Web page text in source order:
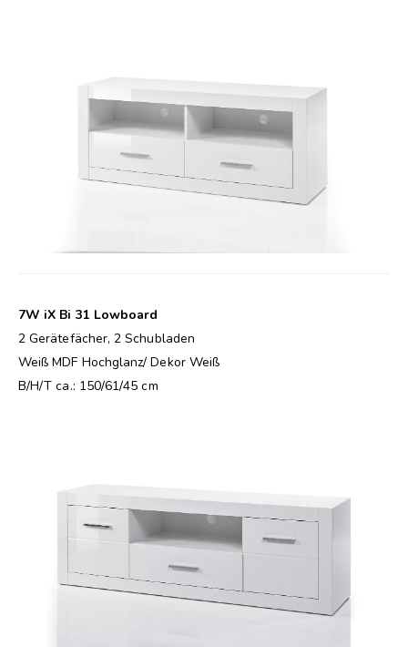
7W iX Bi 31 Lowboard
2 Gerätefächer, 2 Schubladen
Weiß MDF Hochglanz/ Dekor Weiß
B/H/T ca.: 150/61/45 cm